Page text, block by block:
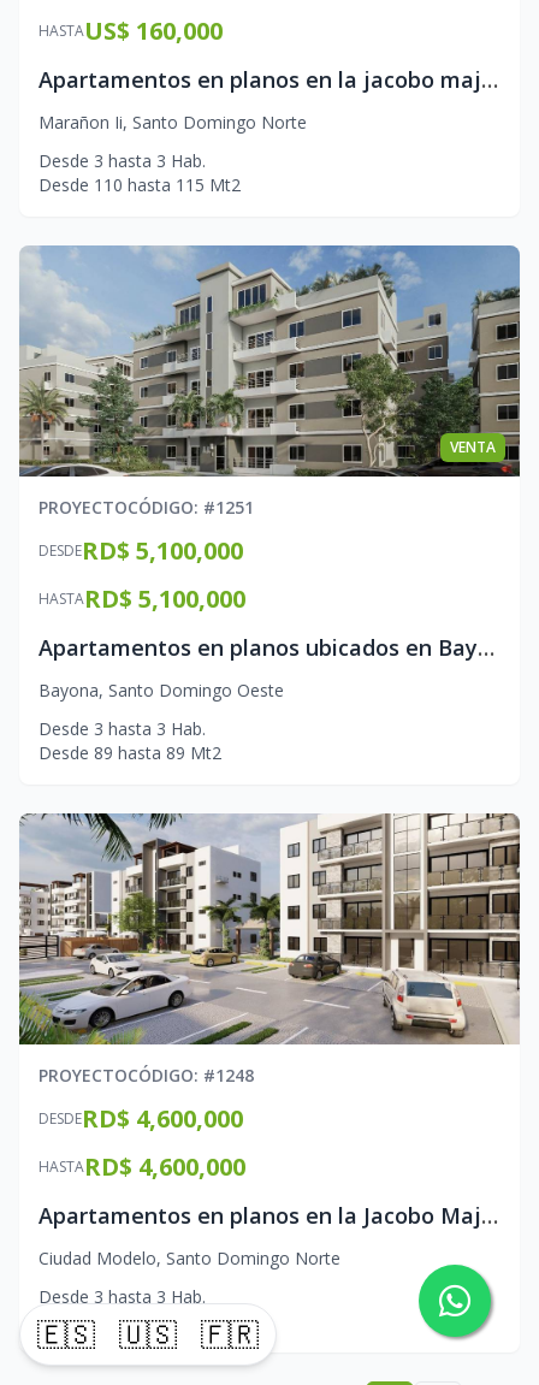
🇪🇸 🇺🇸 🇫🇷
HASTAUS$ 160,000
Apartamentos en planos en la jacobo majluta
Marañon Ii, Santo Domingo Norte
Desde 3 hasta 3 Hab.
Desde 110 hasta 115 Mt2
VENTA
PROYECTOCÓDIGO: #1251
DESDERD$ 5,100,000
HASTARD$ 5,100,000
Apartamentos en planos ubicados en Bayona
Bayona, Santo Domingo Oeste
Desde 3 hasta 3 Hab.
Desde 89 hasta 89 Mt2
PROYECTOCÓDIGO: #1248
DESDERD$ 4,600,000
HASTARD$ 4,600,000
Apartamentos en planos en la Jacobo Majluta
Ciudad Modelo, Santo Domingo Norte
Desde 3 hasta 3 Hab.
Desde 85 hasta 85 Mt2